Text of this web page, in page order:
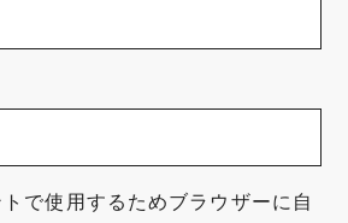
で使用するためブラウザーに自